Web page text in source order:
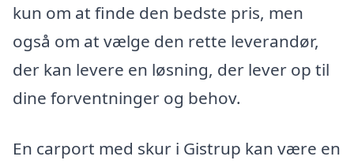
kun om at finde den bedste pris, men
også om at vælge den rette leverandør,
der kan levere en løsning, der lever op til
dine forventninger og behov.
En carport med skur i Gistrup kan være en